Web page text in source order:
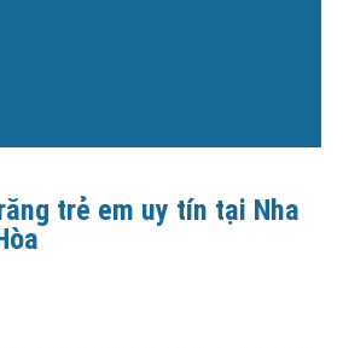
trẻ em uy tín tại Nha